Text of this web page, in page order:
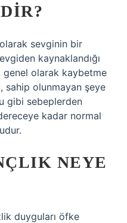
sevginin bir
kaynaklandığı
genel olarak kaybetme
sahip olunmayan şeye
gibi sebeplerden
kadar normal
NEYE
duyguları öfke